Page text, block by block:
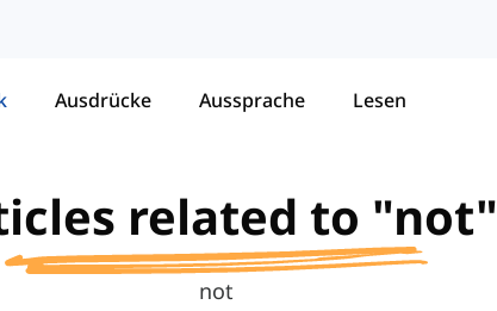
Ausdrücke Aussprache Lesen
related to "not"
not